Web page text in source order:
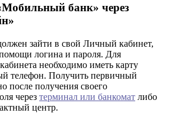
банк» через
зайти в свой Личный кабинет,
логина и пароля. Для
необходимо иметь карту
телефон. Получить первичный
после получения своего
через терминал или банкомат либо
центр.